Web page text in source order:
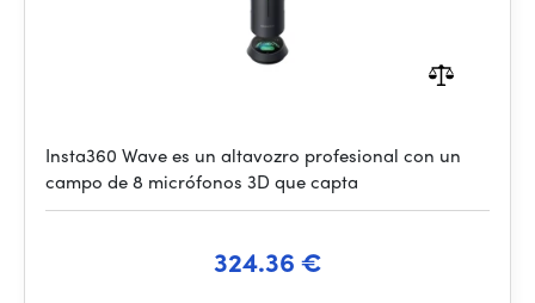
Insta360 Wave es un altavozro profesional con un
campo de 8 micrófonos 3D que capta
324.36 €